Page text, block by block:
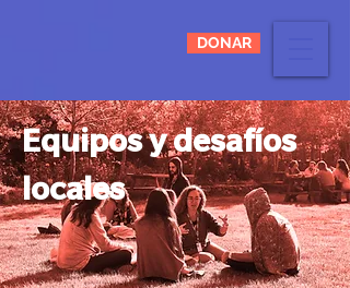
DONAR
Equipos y desafíos
locales